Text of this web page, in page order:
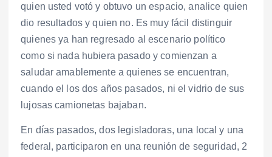
quien usted votó y obtuvo un espacio, analice quien
dio resultados y quien no. Es muy fácil distinguir
quienes ya han regresado al escenario político
como si nada hubiera pasado y comienzan a
saludar amablemente a quienes se encuentran,
cuando el los dos años pasados, ni el vidrio de sus
lujosas camionetas bajaban.
En días pasados, dos legisladoras, una local y una
federal, participaron en una reunión de seguridad, 2